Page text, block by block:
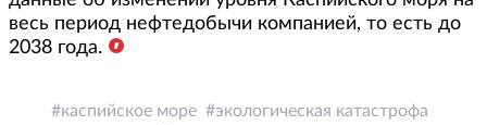
весь период нефтедобычи компанией, то есть до
2038 года.
каспийское море
экологическая катастрофа